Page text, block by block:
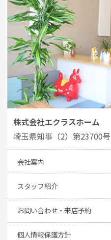
株式会社エクラスホーム
埼玉県知事（2）第23700号
会社案内
スタッフ紹介
お問い合わせ・来店予約
個人情報保護方針